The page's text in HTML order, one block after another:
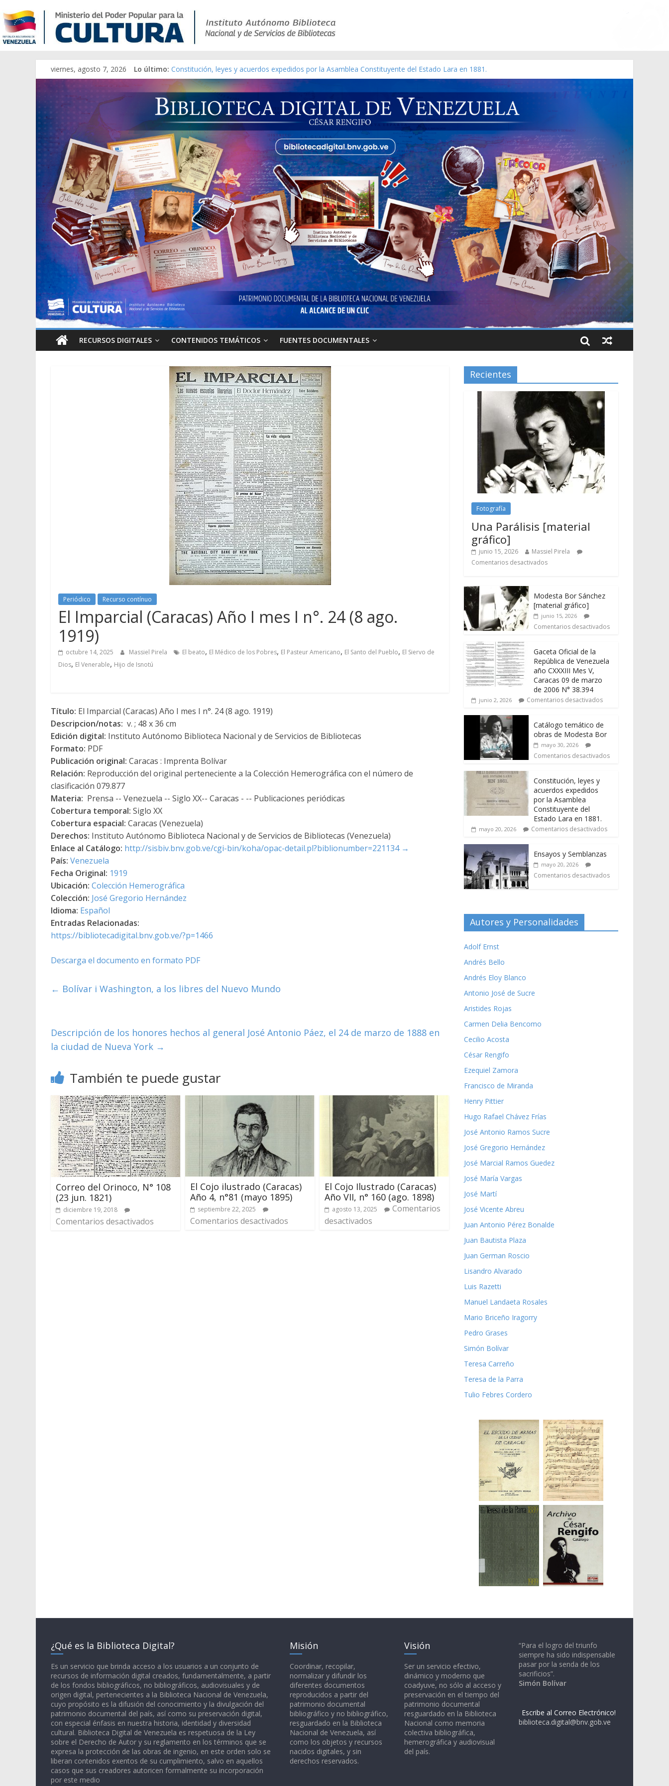
viernes, agosto 7, 2026 Lo último: Constitución, leyes y acuerdos expedidos por la Asamblea Constituyente del Estado Lara en 1881.
Una Parálisis [material gráfico]
Modesta Bor Sánchez [material gráfico]
Gaceta Oficial de la República de Venezuela año CXXXIII Mes V, Caracas 09 de marzo de 2006 N° 38.394
Catálogo temático de obras de Modesta Bor
RECURSOS DIGITALES CONTENIDOS TEMÁTICOS FUENTES DOCUMENTALES
Periódico Recurso contínuo
El Imparcial (Caracas) Año I mes I n°. 24 (8 ago.
1919)
octubre 14, 2025 Massiel Pirela El beato, El Médico de los Pobres, El Pasteur Americano, El Santo del Pueblo, El Siervo de
Dios, El Venerable, Hijo de Isnotú
Título: El Imparcial (Caracas) Año I mes I n°. 24 (8 ago. 1919)
Descripcion/notas: v. ; 48 x 36 cm
Edición digital: Instituto Autónomo Biblioteca Nacional y de Servicios de Bibliotecas
Formato: PDF
Publicación original: Caracas : Imprenta Bolívar
Relación: Reproducción del original perteneciente a la Colección Hemerográfica con el número de
clasificación 079.877
Materia: Prensa -- Venezuela -- Siglo XX-- Caracas - -- Publicaciones periódicas
Cobertura temporal: Siglo XX
Cobertura espacial: Caracas (Venezuela)
Derechos: Instituto Autónomo Biblioteca Nacional y de Servicios de Bibliotecas (Venezuela)
Enlace al Catálogo: http://sisbiv.bnv.gob.ve/cgi-bin/koha/opac-detail.pl?biblionumber=221134 →
País: Venezuela
Fecha Original: 1919
Ubicación: Colección Hemerográfica
Colección: José Gregorio Hernández
Idioma: Español
Entradas Relacionadas:
https://bibliotecadigital.bnv.gob.ve/?p=1466
Descarga el documento en formato PDF
← Bolívar i Washington, a los libres del Nuevo Mundo
Descripción de los honores hechos al general José Antonio Páez, el 24 de marzo de 1888 en
la ciudad de Nueva York →
También te puede gustar
Correo del Orinoco, N° 108
(23 jun. 1821)
diciembre 19, 2018
Comentarios desactivados
El Cojo ilustrado (Caracas)
Año 4, n°81 (mayo 1895)
septiembre 22, 2025
Comentarios desactivados
El Cojo Ilustrado (Caracas)
Año VII, n° 160 (ago. 1898)
agosto 13, 2025
Comentarios
desactivados
Recientes
Fotografía
Una Parálisis [material
gráfico]
junio 15, 2026
Massiel Pirela
Comentarios desactivados
Modesta Bor Sánchez
[material gráfico]
junio 15, 2026
Comentarios desactivados
Gaceta Oficial de la
República de Venezuela
año CXXXIII Mes V,
Caracas 09 de marzo
de 2006 N° 38.394
junio 2, 2026 Comentarios desactivados
Catálogo temático de
obras de Modesta Bor
mayo 30, 2026
Comentarios desactivados
Constitución, leyes y
acuerdos expedidos
por la Asamblea
Constituyente del
Estado Lara en 1881.
mayo 20, 2026 Comentarios desactivados
Ensayos y Semblanzas
mayo 20, 2026
Comentarios desactivados
Autores y Personalidades
Adolf Ernst
Andrés Bello
Andrés Eloy Blanco
Antonio José de Sucre
Aristides Rojas
Carmen Delia Bencomo
Cecilio Acosta
César Rengifo
Ezequiel Zamora
Francisco de Miranda
Henry Pittier
Hugo Rafael Chávez Frías
José Antonio Ramos Sucre
José Gregorio Hernández
José Marcial Ramos Guedez
José María Vargas
José Martí
José Vicente Abreu
Juan Antonio Pérez Bonalde
Juan Bautista Plaza
Juan German Roscio
Lisandro Alvarado
Luis Razetti
Manuel Landaeta Rosales
Mario Briceño Iragorry
Pedro Grases
Simón Bolívar
Teresa Carreño
Teresa de la Parra
Tulio Febres Cordero
¿Qué es la Biblioteca Digital?
Es un servicio que brinda acceso a los usuarios a un conjunto de
recursos de información digital creados, fundamentalmente, a partir
de los fondos bibliográficos, no bibliográficos, audiovisuales y de
origen digital, pertenecientes a la Biblioteca Nacional de Venezuela,
cuyo propósito es la difusión del conocimiento y la divulgación del
patrimonio documental del país, así como su preservación digital,
con especial énfasis en nuestra historia, identidad y diversidad
cultural. Biblioteca Digital de Venezuela es respetuosa de la Ley
sobre el Derecho de Autor y su reglamento en los términos que se
expresa la protección de las obras de ingenio, en este orden solo se
liberan contenidos exentos de su cumplimiento, salvo en aquellos
casos que sus creadores autoricen formalmente su incorporación
por este medio
Misión
Coordinar, recopilar,
normalizar y difundir los
diferentes documentos
reproducidos a partir del
patrimonio documental
bibliográfico y no bibliográfico,
resguardado en la Biblioteca
Nacional de Venezuela, así
como los objetos y recursos
nacidos digitales, y sin
derechos reservados.
Visión
Ser un servicio efectivo,
dinámico y moderno que
coadyuve, no sólo al acceso y
preservación en el tiempo del
patrimonio documental
resguardado en la Biblioteca
Nacional como memoria
colectiva bibliográfica,
hemerográfica y audiovisual
del país.
“Para el logro del triunfo
siempre ha sido indispensable
pasar por la senda de los
sacrificios”.
Simón Bolívar
Escribe al Correo Electrónico!
biblioteca.digital@bnv.gob.ve